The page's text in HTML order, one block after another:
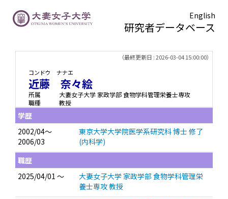
English
研究者データベース
（最終更新日 : 2026-03-04 15:00:00）
コンドウ ナナエ
近藤 奈々絵
所属
大妻女子大学 家政学部 食物学科管理栄養士専攻
職種
教授
学歴
2002/04～
2006/03
東京大学大学院医学系研究科 博士 修了
(内科学)
職歴
2025/04/01 ～
大妻女子大学 家政学部 食物学科管理栄
養士専攻 教授